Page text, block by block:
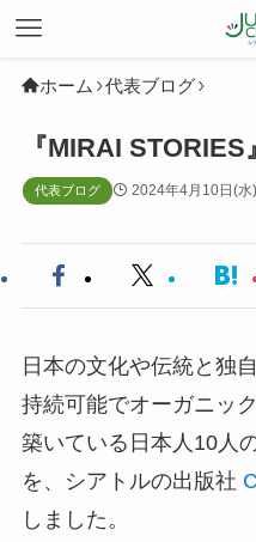
ホーム 代表ブログ
『MIRAI
代表ブログ 2024年4月10日(水)
日本の文化や伝統と独
持続可能でオーガニッ
築いている日本人10人
を、シアトルの出版社
しました。